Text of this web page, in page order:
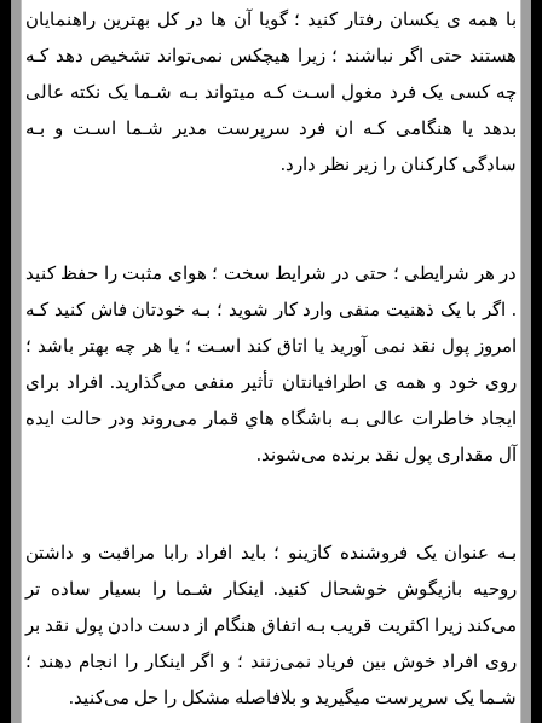
با همه ی یکسان رفتار کنید ؛ گویا آن ها در کل بهترین راهنمایان
هستند حتی اگر نباشند ؛ زیرا هیچکس نمی‌تواند تشخیص دهد کـه
چه کسی یک فرد مغول اسـت کـه میتواند بـه شـما یک نکته عالی
بدهد یا هنگامی کـه ان فرد سرپرست مدیر شـما اسـت و بـه
سادگی کارکنان را زیر نظر دارد.
در هر شرایطی ؛ حتی در شرایط سخت ؛ هوای مثبت را حفظ کنید
. اگر با یک ذهنیت منفی وارد کار شوید ؛ بـه خودتان فاش کنید کـه
امروز پول نقد نمی آورید یا اتاق کند اسـت ؛ یا هر چه بهتر باشد ؛
روی خود و همه ی اطرافیانتان تأثیر منفی می‌گذارید. افراد برای
ایجاد خاطرات عالی بـه باشگاه هاي‌ قمار می‌روند ودر حالت ایده
آل مقداری پول نقد برنده می‌شوند.
بـه عنوان یک فروشنده کازینو ؛ باید افراد رابا مراقبت و داشتن
روحیه بازیگوش خوشحال کنید. اینکار شـما را بسیار ساده تر
می‌کند زیرا اکثریت قریب بـه اتفاق هنگام از دست دادن پول نقد بر
روی افراد خوش بین فریاد نمی‌زنند ؛ و اگر اینکار را انجام دهند ؛
شـما یک سرپرست میگیرید و بلافاصله مشکل را حل می‌کنید.